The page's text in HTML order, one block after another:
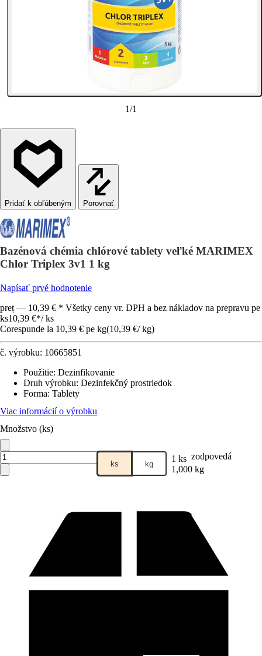
1/1
Porovnať
Bazénová chémia chlórové tablety veľké MARIMEX
Chlor Triplex 3v1 1 kg
Napísať prvé hodnotenie
preț — 10,39 € * Všetky ceny vr. DPH a bez nákladov na prepravu pe
ks10,39 €*/ ks
Corespunde la 10,39 € pe kg(10,39 €/ kg)
č. výrobku: 10665851
Použitie: Dezinfikovanie
Druh výrobku: Dezinfekčný prostriedok
Forma: Tablety
Viac informácií o výrobku
Množstvo (ks)
ks kg 1 ks zodpovedá
1,000 kg